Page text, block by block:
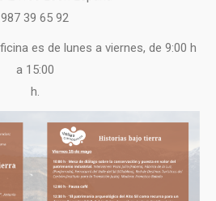
987 39 65 92
es de lunes a viernes, de 9:00 h
a 15:00
h.